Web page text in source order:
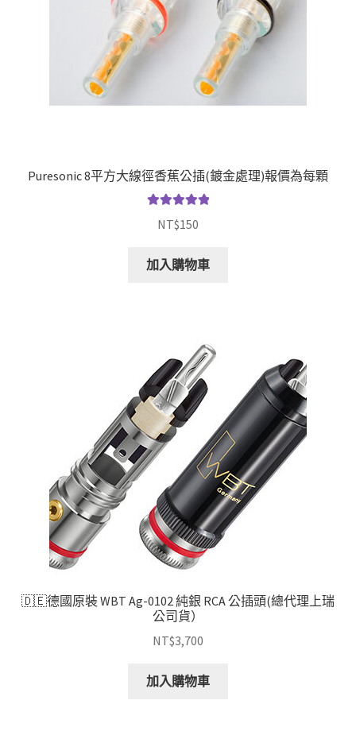
Puresonic 8平方大線徑香蕉公插(鍍金處理)報價為每顆
分 5
NT$150
加入購物車
🇩🇪德國原裝 WBT Ag-0102 純銀 RCA 公插頭(總代理上瑞
公司貨）
NT$3,700
加入購物車